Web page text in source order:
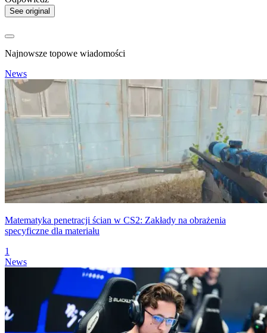
See original
Najnowsze topowe wiadomości
News
Matematyka penetracji ścian w CS2: Zakłady na obrażenia
specyficzne dla materiału
1
News